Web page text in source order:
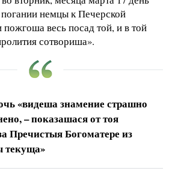
немцы к Печерской
пожгоша весь посад той, и в той
сотвориша».
«видеша знамение страшно
– показашася от тоя
Пречистыя Богоматере из
текуща»